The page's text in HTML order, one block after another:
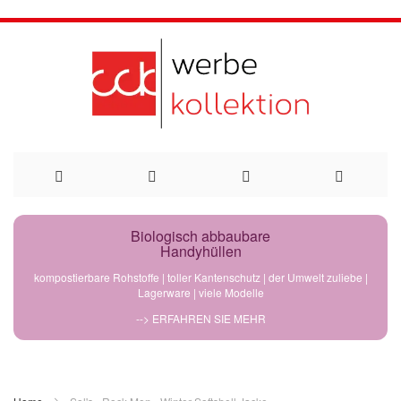
Direkt
Biologisch abbaubare
Handyhüllen
kompostierbare Rohstoffe | toller Kantenschutz | der Umwelt zuliebe |
Lagerware | viele Modelle
--> ERFAHREN SIE MEHR